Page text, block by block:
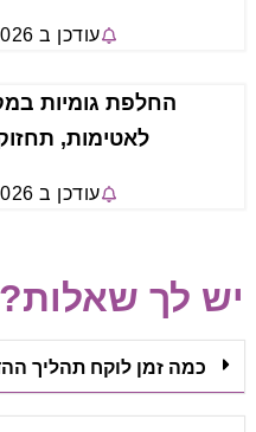
עודכן ב
החלפת גומיות
לאטימות,
עודכן ב
יש לך שאלות?
כמה זמן לוקח תהליך